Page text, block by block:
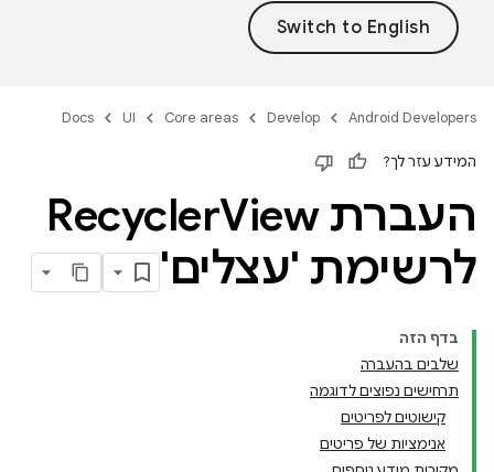
Android Developers
Develop
Core areas
UI
Docs
המידע עזר לך?
העברת RecyclerView
לרשימת 'עצלים'
בדף הזה
שלבים בהעברה
תרחישים נפוצים לדוגמה
קישוטים לפריטים
אנימציות של פריטים